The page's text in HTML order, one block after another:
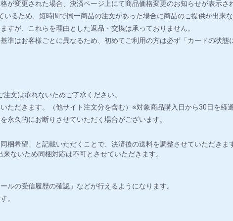
変更された場合、決済ページ上にて商品価格変更のお知らせが表示さ
るため、短時間で同一商品の注文があった場合に商品のご提供が出来な
が、これらを理由とした返品・交換は承っておりません。
はお客様ごとに異なるため、初めてご利用の方は必ず「カードの状態
文は承れないためご了承ください。
だきます。（他サイト注文分を含む）※対象商品購入日から30日を経
久的にお断りさせていただく場合がございます。
希望」と記載いただくことで、決済後の送料を調整させていただきま
ないため同梱対応は不可とさせていただきます。
の受信履歴の確認」などが行えるようになります。
。